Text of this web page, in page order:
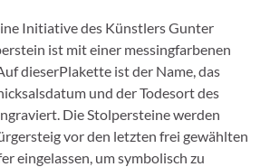
Initiativedes KünstlersGunter
ist mit einer messingfarbenen
dieserPlakette istder Name, das
und derTodesort des
Die Stolpersteine werden
vor den letzten frei gewählten
eingelassen, um symbolisch zu